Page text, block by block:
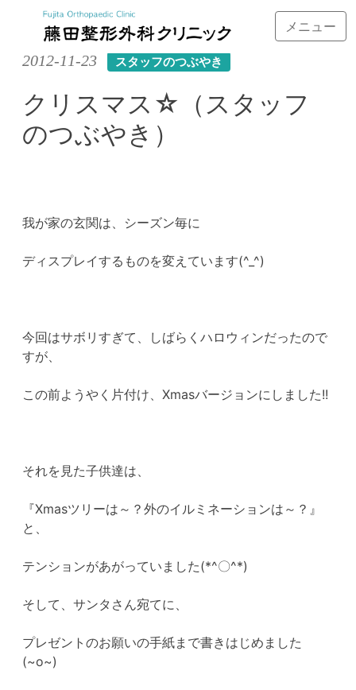
メニュー
2012-11-23 スタッフのつぶやき
クリスマス☆（スタッフ
のつぶやき）
我が家の玄関は、シーズン毎に
ディスプレイするものを変えています(^_^)
今回はサボリすぎて、しばらくハロウィンだったので
すが、
この前ようやく片付け、Xmasバージョンにしました!!
それを見た子供達は、
『Xmasツリーは～？外のイルミネーションは～？』
と、
テンションがあがっていました(*^〇^*)
そして、サンタさん宛てに、
プレゼントのお願いの手紙まで書きはじめました
(~o~)